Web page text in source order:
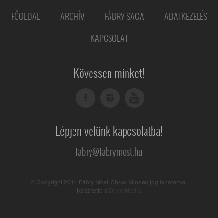
FŐOLDAL ARCHÍV FÁBRY SAGA
ADATKEZELÉS
KAPCSOLAT
Kövessen minket!
Lépjen velünk kapcsolatba!
fabry@fabrymost.hu
© Copyright 2014 Fábry Most! Show. Minden jog fenntartva.
Készítette a